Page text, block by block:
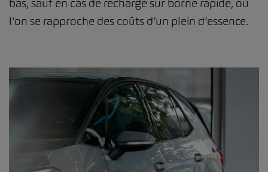
bas, sauf en cas de recharge sur borne rapide, où
l’on se rapproche des coûts d’un plein d’essence.